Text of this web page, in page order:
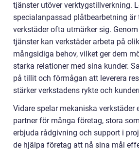
tjänster utöver verktygstillverkning.
specialanpassad plåtbearbetning är
verkstäder ofta utmärker sig.
tjänster kan verkstäder arbeta på
mångsidiga behov, vilket ger dem
starka relationer med sina kunder.
på tillit och förmågan att leverera
stärker verkstadens rykte och
Vidare spelar mekaniska verkstäder
partner för många företag, stora
erbjuda rådgivning och support i
de hjälpa företag att nå sina mål